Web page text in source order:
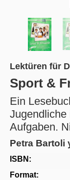
Lektüren für
Sport &
Ein
Jugendliche
Aufgaben.
Petra Bartoli
ISBN:
Format: